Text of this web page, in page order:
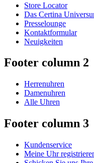
Store Locator
Das Certina
Presselounge
Kontaktformular
Neuigkeiten
Footer column 2
Herrenuhren
Damenuhren
Alle Uhren
Footer column 3
Kundenservice
Meine Uhr